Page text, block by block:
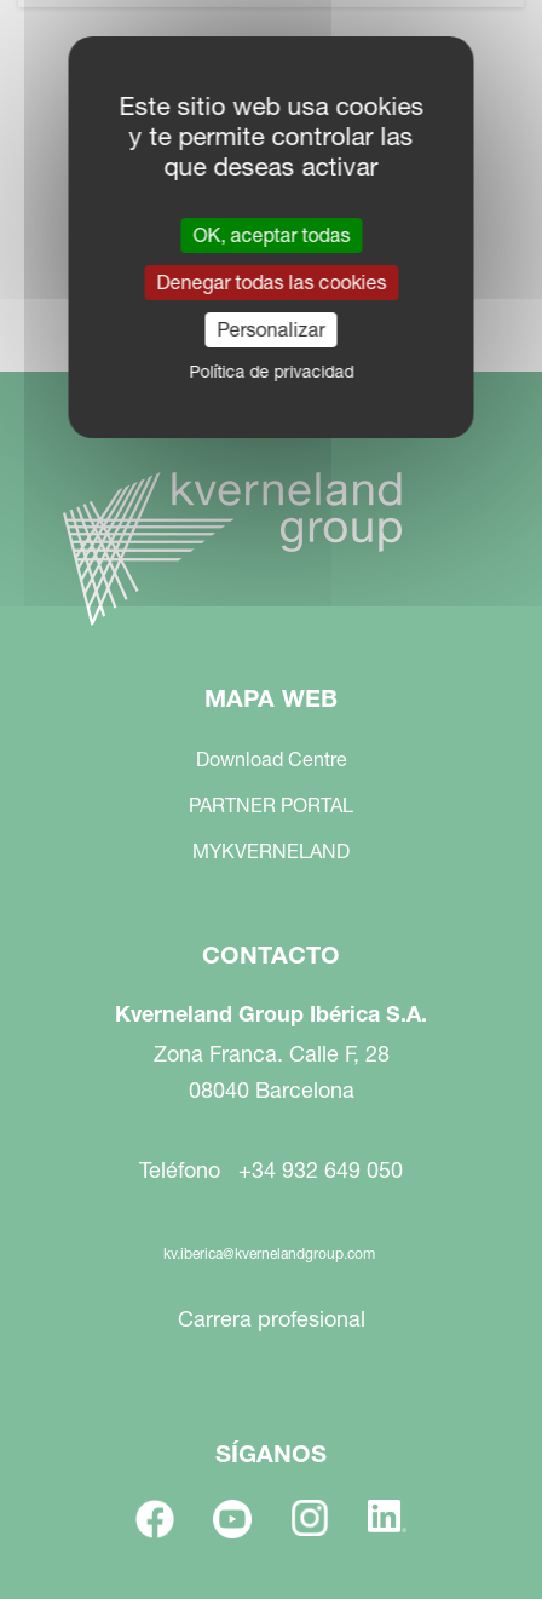
LOCALICE UN
DISTRIBUIDOR
RED COMERCIAL
MAPA WEB
Download Centre
PARTNER PORTAL
MYKVERNELAND
CONTACTO
Kverneland Group Ibérica S.A.
Zona Franca. Calle F, 28
08040 Barcelona
Teléfono +34 932 649 050
kv.iberica@kvernelandgroup.com
Carrera profesional
SÍGANOS
Este sitio web usa cookies
y te permite controlar las
que deseas activar
OK, aceptar todas
Denegar todas las cookies
Personalizar
Política de privacidad